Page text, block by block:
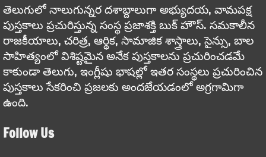
తెలుగులో నాలుగున్నర దశాబ్దాలుగా అభ్యుదయ, వామపక్ష
పుస్తకాలు ప్రచురిస్తున్న సంస్థ ప్రజాశక్తి బుక్ హౌస్. సమకాలీన
రాజకీయాలు, చరిత్ర, ఆర్థిక, సామాజిక శాస్త్రాలు, సైన్సు, బాల
సాహిత్యంలో విశిష్టమైన అనేక పుస్తకాలను ప్రచురించడమే
కాకుండా తెలుగు, ఇంగ్లీషు భాషల్లో ఇతర సంస్థలు ప్రచురించిన
పుస్తకాలు సేకరించి ప్రజలకు అందజేయడంలో అగ్రగామిగా
ఉంది.
Follow Us